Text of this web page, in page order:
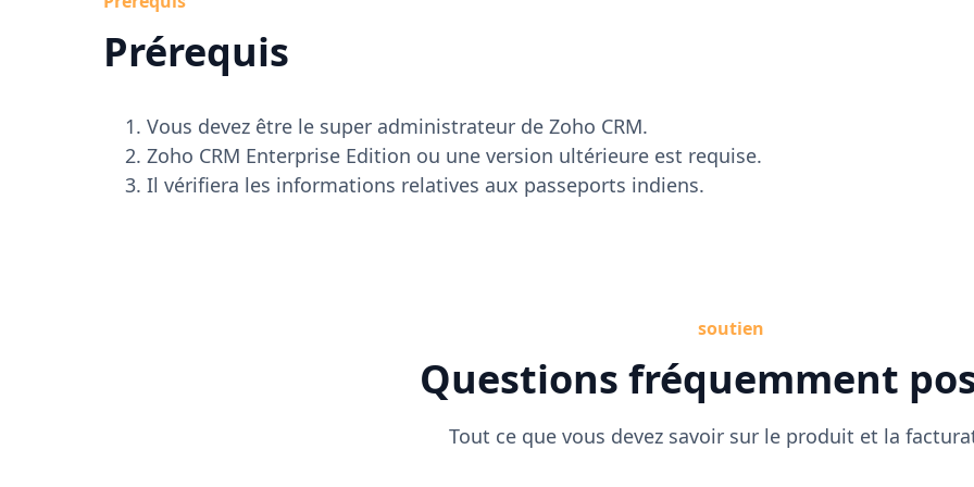
Prérequis
Vous devez être le super administrateur de Zoho CRM.
Zoho CRM Enterprise Edition ou une version ultérieure est requise.
Il vérifiera les informations relatives aux passeports indiens.
soutien
Questions fréquemment
Tout ce que vous devez savoir sur le produit et la